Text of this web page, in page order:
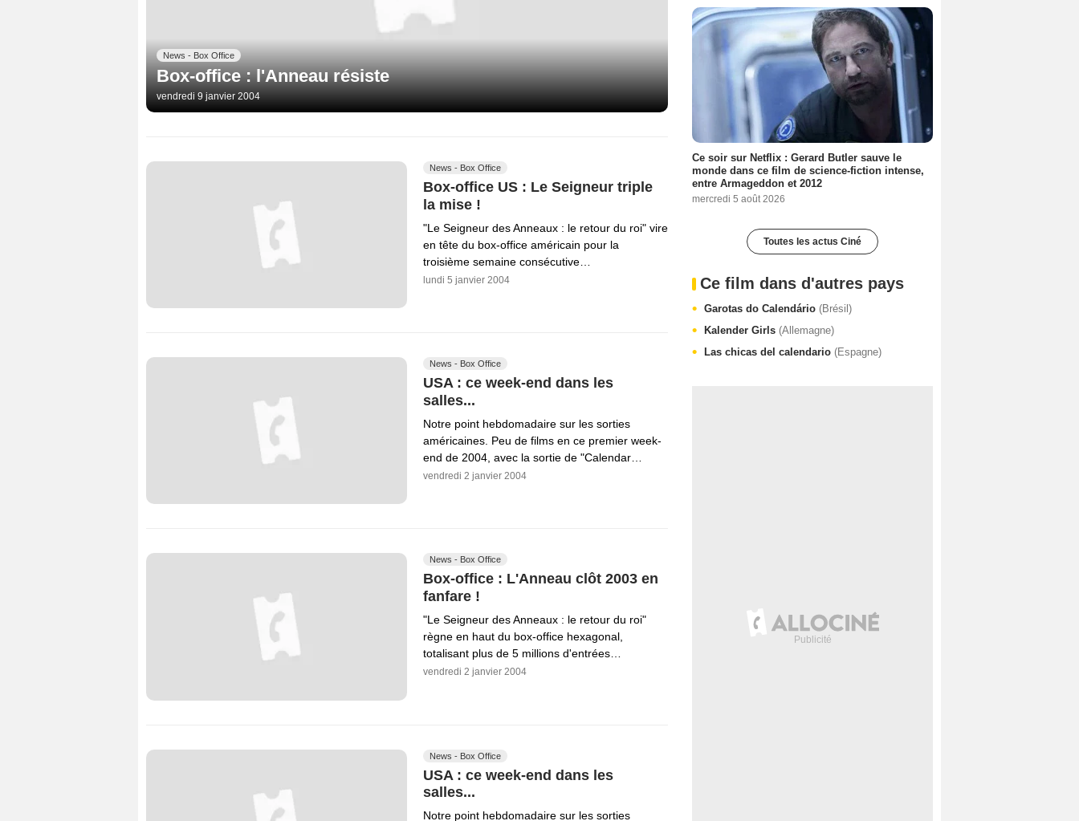
News - Box Office
Box-office : l'Anneau résiste
vendredi 9 janvier 2004
News - Box Office
Box-office US : Le Seigneur triple
la mise !
"Le Seigneur des Anneaux : le retour du roi" vire
en tête du box-office américain pour la
troisième semaine consécutive…
lundi 5 janvier 2004
News - Box Office
USA : ce week-end dans les
salles...
Notre point hebdomadaire sur les sorties
américaines. Peu de films en ce premier week-
end de 2004, avec la sortie de "Calendar…
vendredi 2 janvier 2004
News - Box Office
Box-office : L'Anneau clôt 2003 en
fanfare !
"Le Seigneur des Anneaux : le retour du roi"
règne en haut du box-office hexagonal,
totalisant plus de 5 millions d'entrées…
vendredi 2 janvier 2004
News - Box Office
USA : ce week-end dans les
salles...
Notre point hebdomadaire sur les sorties
Ce soir sur Netflix : Gerard Butler sauve le
monde dans ce film de science-fiction intense,
entre Armageddon et 2012
mercredi 5 août 2026
Toutes les actus Ciné
Ce film dans d'autres pays
Garotas do Calendário (Brésil)
Kalender Girls (Allemagne)
Las chicas del calendario (Espagne)